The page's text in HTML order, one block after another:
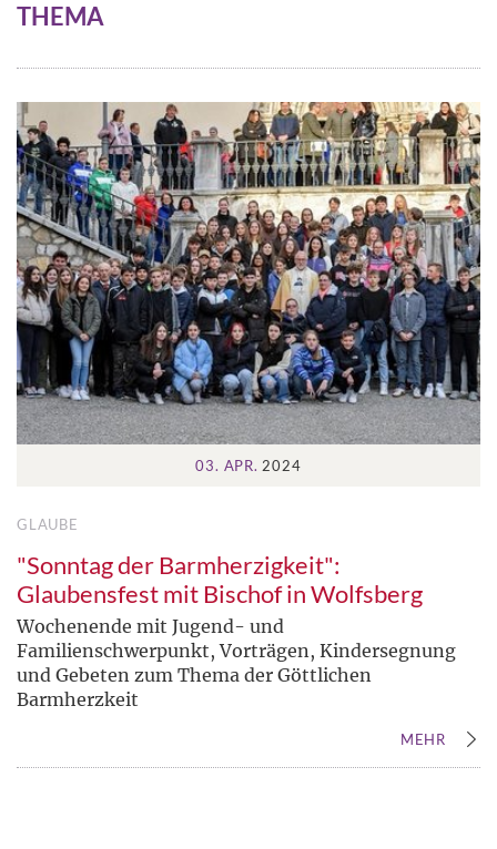
THEMA
03. APR. 2024
GLAUBE
"Sonntag der Barmherzigkeit":
Glaubensfest mit Bischof in Wolfsberg
Wochenende mit Jugend- und
Familienschwerpunkt, Vorträgen, Kindersegnung
und Gebeten zum Thema der Göttlichen
Barmherzkeit
MEHR